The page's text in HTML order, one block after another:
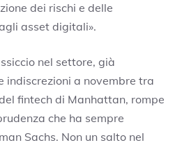
dei rischi e delle
asset digitali».
nel settore, già
indiscrezioni a novembre tra
fintech di Manhattan, rompe
che ha sempre
Sachs. Non un salto nel